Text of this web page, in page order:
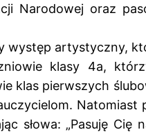
Narodowej oraz
występ artystyczny,
klasy 4a,
klas pierwszych
Natomiast
słowa: „Pasuję Cię